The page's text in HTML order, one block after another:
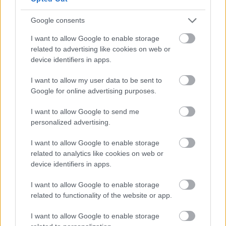
Google consents
I want to allow Google to enable storage
related to advertising like cookies on web or
device identifiers in apps.
I want to allow my user data to be sent to
Google for online advertising purposes.
I want to allow Google to send me
personalized advertising.
I want to allow Google to enable storage
related to analytics like cookies on web or
device identifiers in apps.
I want to allow Google to enable storage
related to functionality of the website or app.
I want to allow Google to enable storage
celotni Sloveniji ter še posebej oškodovanim
delavcem in njihovim družinam
, ki zaradi nastalega
položaja prestajajo težke čase. "Iskreno mi je žal za
razočaranje, ki sem ga povzročil. Prevzemam
popolnoma vso odgovornost za nastalo situacijo,"
2 / 2